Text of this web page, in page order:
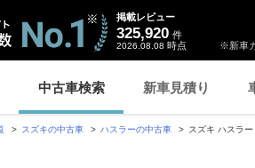
※新車
掲載レビュー
325,920 件
2026.08.08 時点
中古車検索 新車見積り
スズキの中古車 ハスラーの中古車 スズキ ハスラ